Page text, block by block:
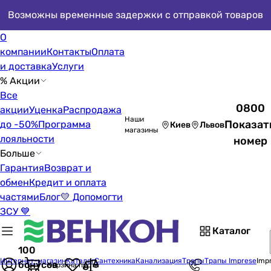
Возможны временные задержки с отправкой товаров
О
компанииКонтактыОплата
и доставкаУслуги
% Акции
Все
акцииУценкаРаспродажа
до -50%Программа
лояльности
Больше
ГарантияВозврат и
обменКредит и оплата
частямиБлог💛 Допомогти
ЗСУ 💙
Наши
магазины
Киев Львов
0800
номер
Каталог
100
бонусовКорзина пуста
Интернет-магазинКаталогСантехникаКанализацияТрапыТрапы Imprese